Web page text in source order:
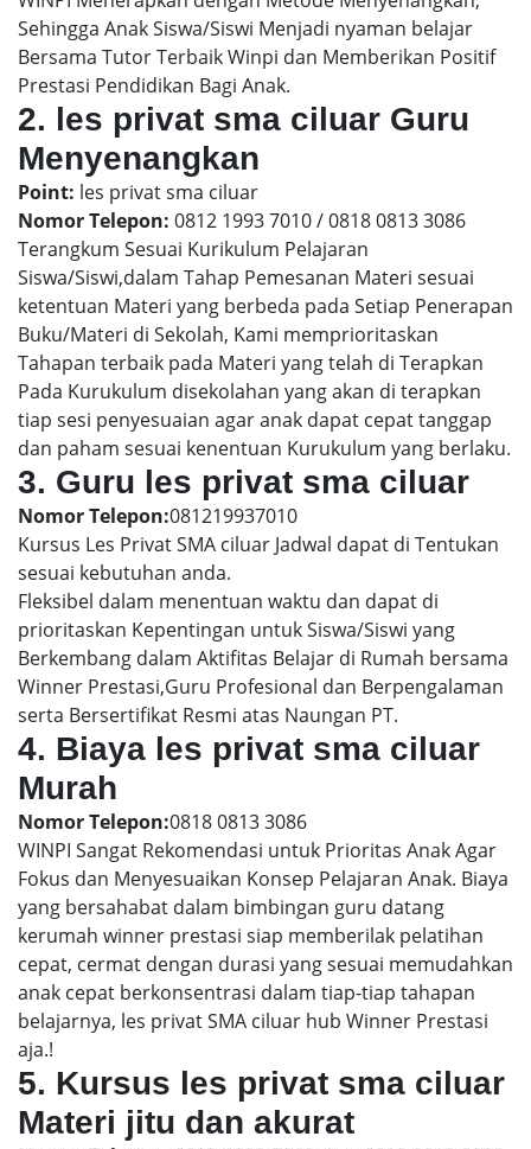
Sehingga Anak Siswa/Siswi Menjadi nyaman belajar
Bersama Tutor Terbaik Winpi dan Memberikan Positif
Prestasi Pendidikan Bagi Anak.
2. les privat sma ciluar Guru
Menyenangkan
Point: les privat sma ciluar
Nomor Telepon: 0812 1993 7010 / 0818 0813 3086
Terangkum Sesuai Kurikulum Pelajaran
Siswa/Siswi,dalam Tahap Pemesanan Materi sesuai
ketentuan Materi yang berbeda pada Setiap Penerapan
Buku/Materi di Sekolah, Kami memprioritaskan
Tahapan terbaik pada Materi yang telah di Terapkan
Pada Kurukulum disekolahan yang akan di terapkan
tiap sesi penyesuaian agar anak dapat cepat tanggap
dan paham sesuai kenentuan Kurukulum yang berlaku.
3. Guru les privat sma ciluar
Nomor Telepon:081219937010
Kursus Les Privat SMA ciluar Jadwal dapat di Tentukan
sesuai kebutuhan anda.
Fleksibel dalam menentuan waktu dan dapat di
prioritaskan Kepentingan untuk Siswa/Siswi yang
Berkembang dalam Aktifitas Belajar di Rumah bersama
Winner Prestasi,Guru Profesional dan Berpengalaman
serta Bersertifikat Resmi atas Naungan PT.
4. Biaya les privat sma ciluar
Murah
Nomor Telepon:0818 0813 3086
WINPI Sangat Rekomendasi untuk Prioritas Anak Agar
Fokus dan Menyesuaikan Konsep Pelajaran Anak. Biaya
yang bersahabat dalam bimbingan guru datang
kerumah winner prestasi siap memberilak pelatihan
cepat, cermat dengan durasi yang sesuai memudahkan
anak cepat berkonsentrasi dalam tiap-tiap tahapan
belajarnya, les privat SMA ciluar hub Winner Prestasi
aja.!
5. Kursus les privat sma ciluar
Materi jitu dan akurat